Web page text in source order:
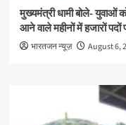
मुख्यमंत्री धामी बोले- युवाओं
आने वाले महीनों में हजारों पदों
भारतजन न्यूज़ August 6,